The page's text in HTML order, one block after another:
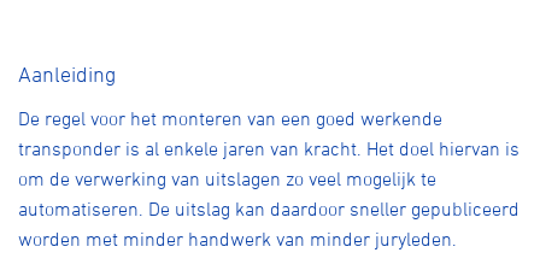
Aanleiding
De regel voor het monteren van een goed werkende
transponder is al enkele jaren van kracht. Het doel hiervan is
om de verwerking van uitslagen zo veel mogelijk te
automatiseren. De uitslag kan daardoor sneller gepubliceerd
worden met minder handwerk van minder juryleden.
Pumptrack